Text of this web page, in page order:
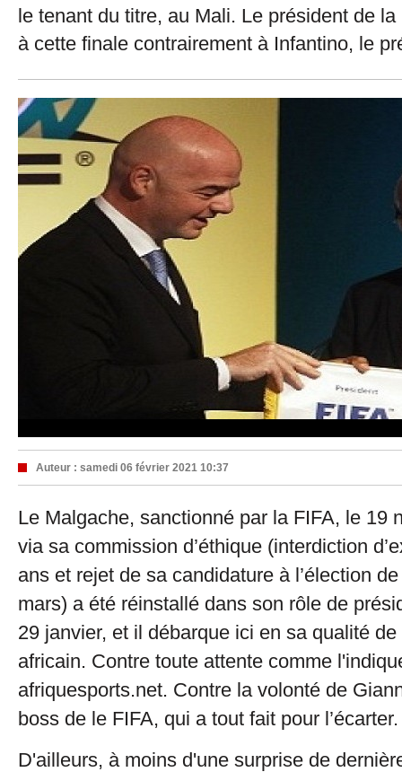
le tenant du titre, au Mali. Le président de
à cette finale contrairement à Infantino, le
Auteur : samedi 06 février 2021 10:37
Le Malgache, sanctionné par la FIFA, le 19
via sa commission d’éthique (interdiction
ans et rejet de sa candidature à l’élection
mars) a été réinstallé dans son rôle de
29 janvier, et il débarque ici en sa qualité
africain. Contre toute attente comme
afriquesports.net. Contre la volonté de
boss de le FIFA, qui a tout fait pour l’écarter.
D'ailleurs, à moins d'une surprise de